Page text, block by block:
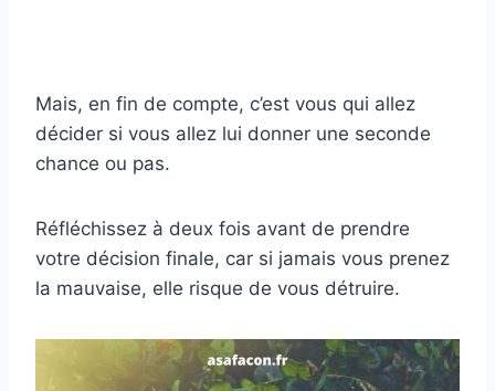
Mais, en fin de compte, c’est vous qui allez
décider si vous allez lui donner une seconde
chance ou pas.
Réfléchissez à deux fois avant de prendre
votre décision finale, car si jamais vous prenez
la mauvaise, elle risque de vous détruire.